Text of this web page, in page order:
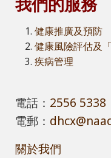
健康推廣及預防
健康風險評估及
疾病管理
電話： 2556 5338
電郵：
關於我們